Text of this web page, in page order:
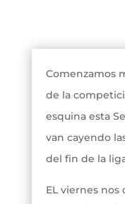
Comenzamos
de la
esquina esta
van cayendo
del fin de la
EL viernes nos